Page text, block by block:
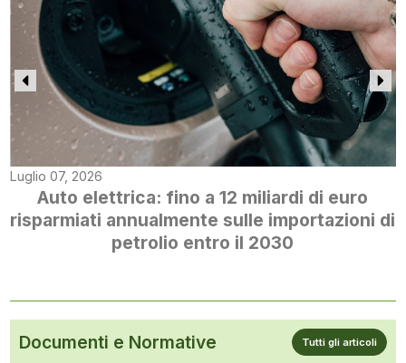
Luglio 07, 2026
Auto elettrica: fino a 12 miliardi di euro
risparmiati annualmente sulle importazioni di
petrolio entro il 2030
Documenti e Normative Tutti gli articoli